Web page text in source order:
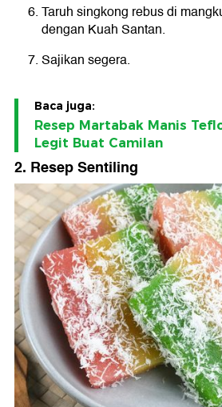
Taruh singkong rebus di
dengan Kuah Santan.
Sajikan segera.
Baca juga:
Resep Martabak Manis
Legit Buat Camilan
2. Resep Sentiling